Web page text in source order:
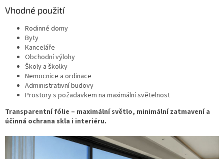
Vhodné použití
Rodinné domy
Byty
Kanceláře
Obchodní výlohy
Školy a školky
Nemocnice a ordinace
Administrativní budovy
Prostory s požadavkem na maximální světelnost
Transparentní fólie – maximální světlo, minimální zatmavení a
účinná ochrana skla i interiéru.